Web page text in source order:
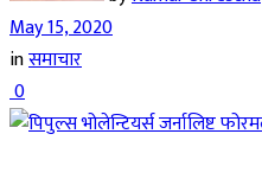
May 15, 2020
inसमाचार
0